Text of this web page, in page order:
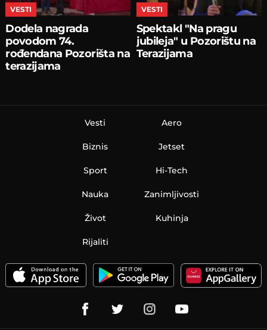
VESTI
Dodela nagrada
povodom 74.
rođendana Pozorišta na
terazijama
VESTI
Spektakl "Na pragu
jubileja" u Pozorištu na
Terazijama
Vesti
Biznis
Sport
Nauka
Aero
Jetset
Hi-Tech
Zanimljivosti
Život Kuhinja
Rijaliti